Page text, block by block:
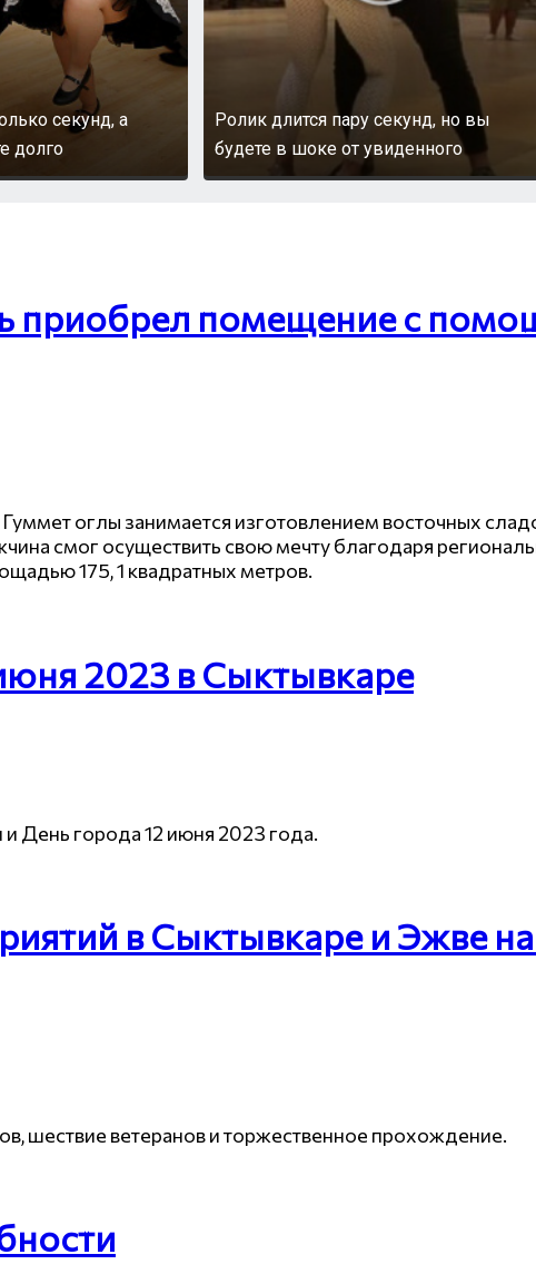
секунд, а
долго
Ролик длится пару секунд, но вы
будете в шоке от увиденного
приобрел помещение с
оглы занимается изготовлением восточных
смог осуществить свою мечту благодаря
175, 1 квадратных метров.
2023 в Сыктывкаре
День города 12 июня 2023 года.
в Сыктывкаре и Эжве
шествие ветеранов и торжественное прохождение.